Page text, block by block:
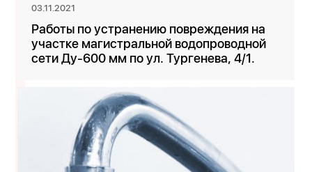
03.11.2021
Работы по устранению повреждения на
участке магистральной водопроводной
сети Ду-600 мм по ул. Тургенева, 4/1.